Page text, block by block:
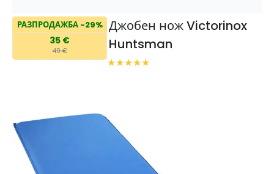
РАЗПРОДАЖБА -29%
35 €
49 €
Джобен нож Victorinox
Huntsman